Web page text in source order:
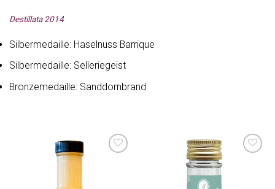
Destillata 2014
Silbermedaille: Haselnuss Barrique
Silbermedaille: Selleriegeist
Bronzemedaille: Sanddornbrand
Wunschliste